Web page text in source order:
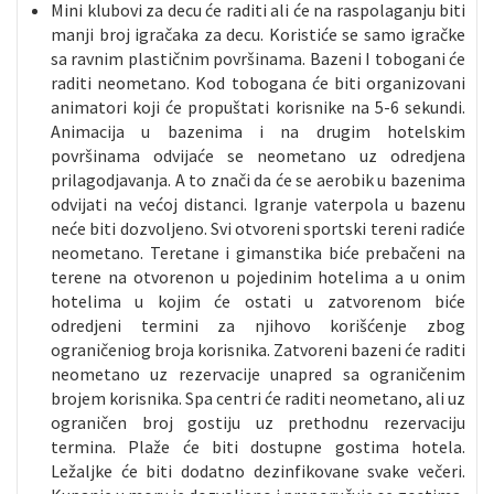
Mini klubovi za decu će raditi ali će na raspolaganju biti
manji broj igračaka za decu. Koristiće se samo igračke
sa ravnim plastičnim površinama. Bazeni I tobogani će
raditi neometano. Kod tobogana će biti organizovani
animatori koji će propuštati korisnike na 5-6 sekundi.
Animacija u bazenima i na drugim hotelskim
površinama odvijaće se neometano uz odredjena
prilagodjavanja. A to znači da će se aerobik u bazenima
odvijati na većoj distanci. Igranje vaterpola u bazenu
neće biti dozvoljeno. Svi otvoreni sportski tereni radiće
neometano. Teretane i gimanstika biće prebačeni na
terene na otvorenon u pojedinim hotelima a u onim
hotelima u kojim će ostati u zatvorenom biće
odredjeni termini za njihovo korišćenje zbog
ograničeniog broja korisnika. Zatvoreni bazeni će raditi
neometano uz rezervacije unapred sa ograničenim
brojem korisnika. Spa centri će raditi neometano, ali uz
ograničen broj gostiju uz prethodnu rezervaciju
termina. Plaže će biti dostupne gostima hotela.
Ležaljke će biti dodatno dezinfikovane svake večeri.